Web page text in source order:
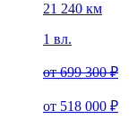
21 240 км
1 вл.
от699 300 ₽
от 518 000 ₽